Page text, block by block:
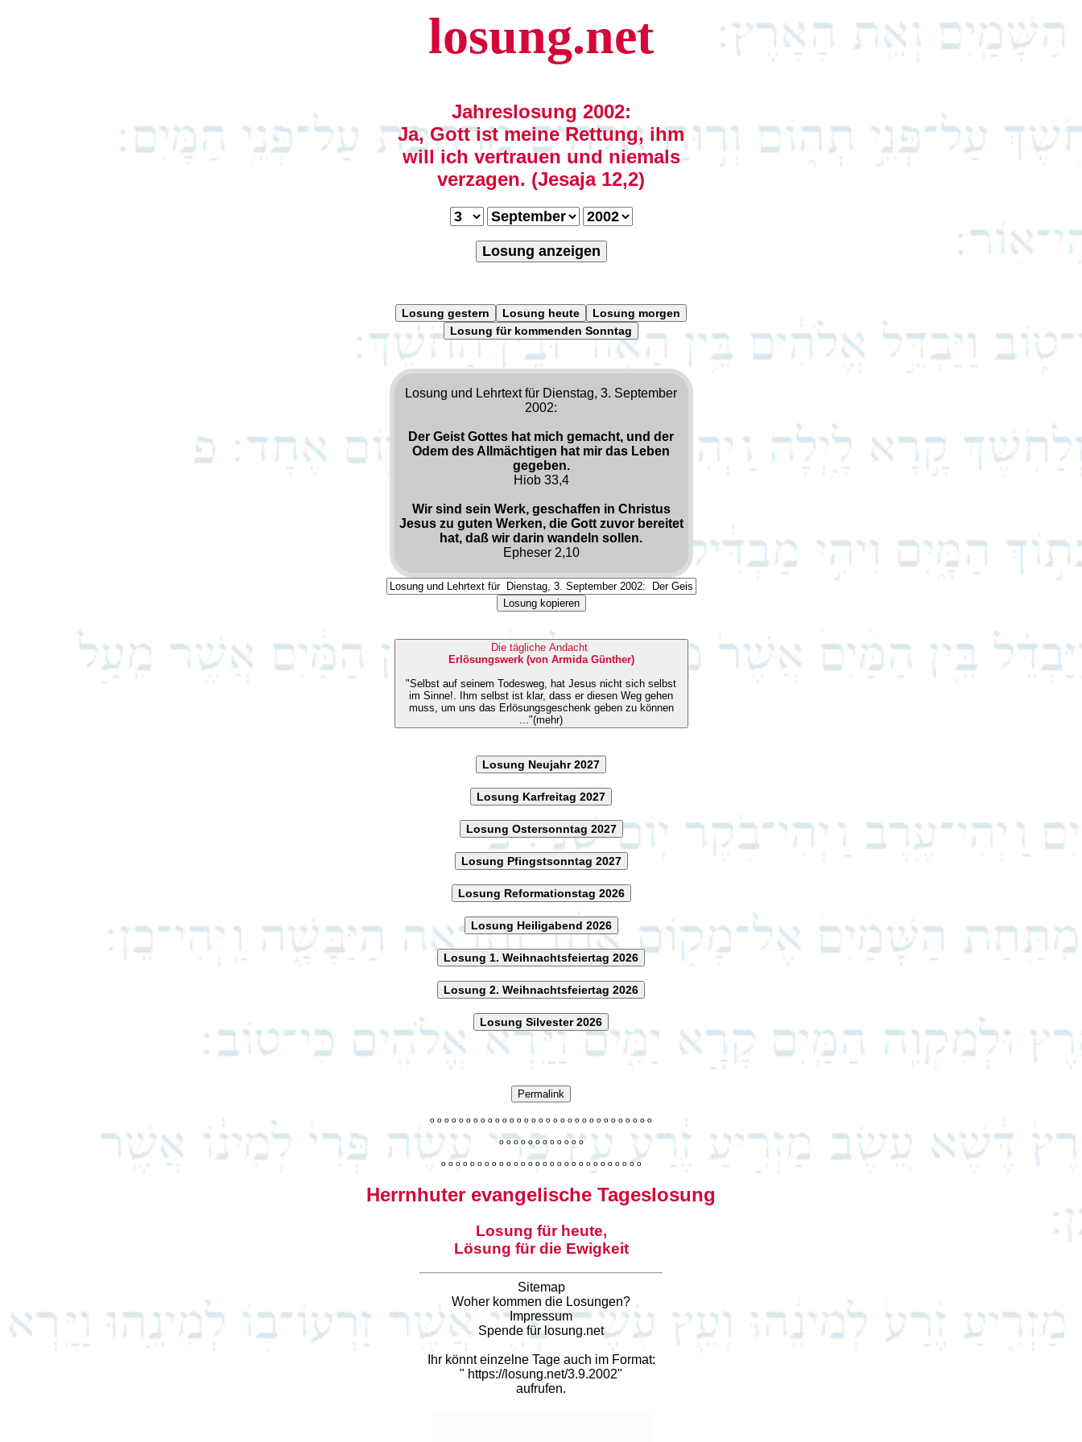
losung.net
Jahreslosung 2002:
Ja, Gott ist meine Rettung, ihm
will ich vertrauen und niemals
verzagen. (Jesaja 12,2)
Losung anzeigen
Losung gestern Losung heute
Losung morgen
Losung für kommenden Sonntag
Losung und Lehrtext für Dienstag, 3. September
2002:
Der Geist Gottes hat mich gemacht, und der
Odem des Allmächtigen hat mir das Leben
gegeben.
Hiob 33,4
Wir sind sein Werk, geschaffen in Christus
Jesus zu guten Werken, die Gott zuvor bereitet
hat, daß wir darin wandeln sollen.
Epheser 2,10
Losung kopieren
Die tägliche Andacht
Erlösungswerk (von Armida Günther)
"Selbst auf seinem Todesweg, hat Jesus nicht sich selbst
im Sinne!. Ihm selbst ist klar, dass er diesen Weg gehen
muss, um uns das Erlösungsgeschenk geben zu können
..."(mehr)
Losung Neujahr 2027
Losung Karfreitag 2027
Losung Ostersonntag 2027
Losung Pfingstsonntag 2027
Losung Reformationstag 2026
Losung Heiligabend 2026
Losung 1. Weihnachtsfeiertag 2026
Losung 2. Weihnachtsfeiertag 2026
Losung Silvester 2026
Permalink
o o o o o o o o o o o o o o o o o o o o o o o o o o o o o o o
o o o o o o o o o o o o
o o o o o o o o o o o o o o o o o o o o o o o o o o o o
Herrnhuter evangelische Tageslosung
Losung für heute,
Lösung für die Ewigkeit
Sitemap
Woher kommen die Losungen?
Impressum
Spende für losung.net
Ihr könnt einzelne Tage auch im Format:
" https://losung.net/3.9.2002"
aufrufen.